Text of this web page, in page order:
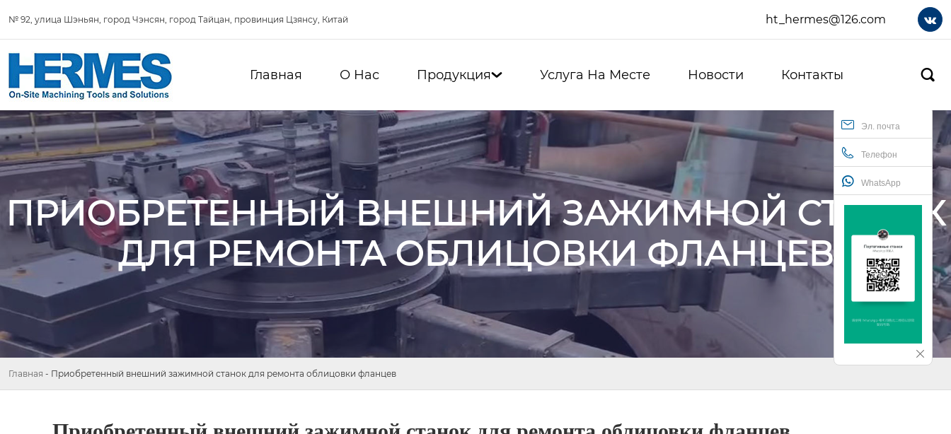
№ 92, улица Шэньян, город Чэнсян, город Тайцан, провинция Цзянсу, Китай ht_hermes@126.com 
Главная О Нас Продукция Услуга На Месте Новости Контакты 
Эл. почта
Телефон
WhatsApp
ПРИОБРЕТЕННЫЙ ВНЕШНИЙ ЗАЖИМНОЙ СТАНОК
ДЛЯ РЕМОНТА ОБЛИЦОВКИ ФЛАНЦЕВ
Главная - Приобретенный внешний зажимной станок для ремонта облицовки фланцев